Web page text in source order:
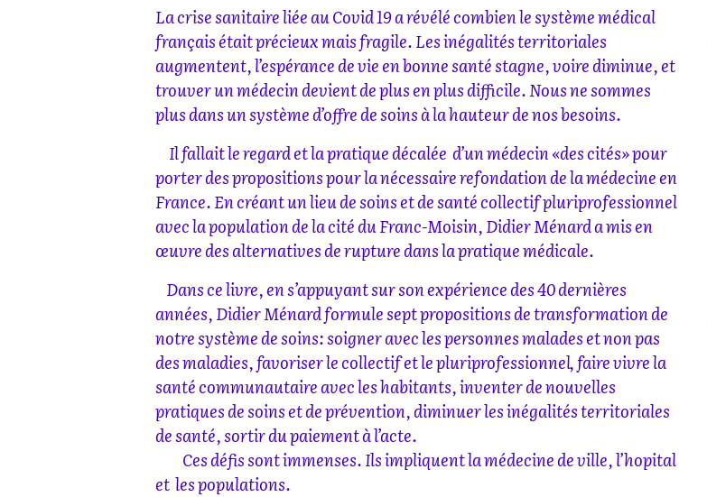
La crise sanitaire liée au Covid 19 a révélé combien le système médical
français était précieux mais fragile. Les inégalités territoriales
augmentent, l’espérance de vie en bonne santé stagne, voire diminue, et
trouver un médecin devient de plus en plus difficile. Nous ne sommes
plus dans un système d’offre de soins à la hauteur de nos besoins.
Il fallait le regard et la pratique décalée d’un médecin «des cités» pour
porter des propositions pour la nécessaire refondation de la médecine en
France. En créant un lieu de soins et de santé collectif pluriprofessionnel
avec la population de la cité du Franc-Moisin, Didier Ménard a mis en
œuvre des alternatives de rupture dans la pratique médicale.
Dans ce livre, en s’appuyant sur son expérience des 40 dernières
années, Didier Ménard formule sept propositions de transformation de
notre système de soins: soigner avec les personnes malades et non pas
des maladies, favoriser le collectif et le pluriprofessionnel, faire vivre la
santé communautaire avec les habitants, inventer de nouvelles
pratiques de soins et de prévention, diminuer les inégalités territoriales
de santé, sortir du paiement à l’acte.
Ces défis sont immenses. Ils impliquent la médecine de ville, l’hopital
et les populations.